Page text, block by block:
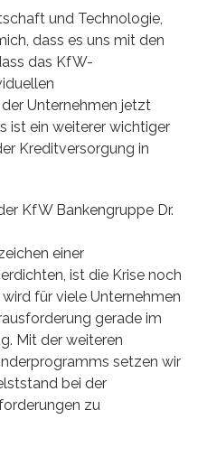
und Technologie,
dass es uns mit den
das KfW-
Unternehmen jetzt
ist ein weiterer wichtiger
Kreditversorgung in
KfW Bankengruppe Dr.
einer
ist die Krise noch
für viele Unternehmen
gerade im
Mit der weiteren
setzen wir
bei der
zu